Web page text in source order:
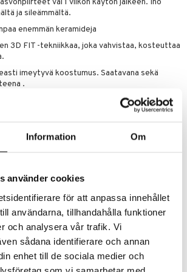
Information Om
använder cookies
för att anpassa innehållet
användarna, tillhandahålla funktioner
och analysera vår trafik. Vi
sådana identifierare och annan
enhet till de sociala medier och
som vi samarbetar med.
vai 1 viikon käytön jälkeen. Iho
ja sileämmältä.
enemmän keramideja
3D FIT -tekniikkaa, joka vahvistaa, kosteuttaa
imeytyvä koostumus. Saatavana sekä
.
näkyvästi hienoja juonteita ja
samalla palauttamaan ihon kiinteyttä
tuomaan esiin kasvonpiirteitä ja
ihoa selkeyttäen ulkonäköä.
antioksidantti, joka suojaa